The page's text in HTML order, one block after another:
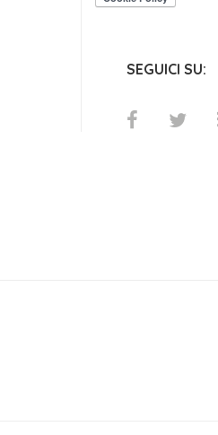
SEGUICI SU: